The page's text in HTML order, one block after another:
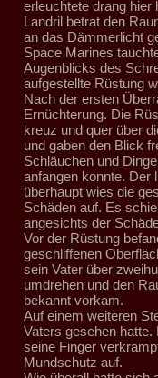
erleuchtete drang hier
Landril betrat den
an das Dämmerlicht
Space Marines
Augenblicks des
aufgestellte Rüstung
Nach der ersten
Ernüchterung. Die
kreuz und quer über
und gaben den Blick
Schläuchen und
anfangen konnte. Der
überhaupt wies die
Schäden auf. Es
angesichts der
Vor der Rüstung
geschliffenen
sein Vater über
umdrehen und den
bekannt vorkam.
Auf einem weiteren
Vaters gesehen
seine Finger
Mundschutz auf.